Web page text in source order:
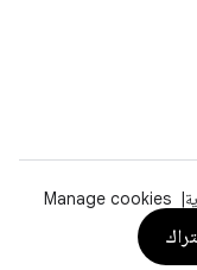
Manage cookies